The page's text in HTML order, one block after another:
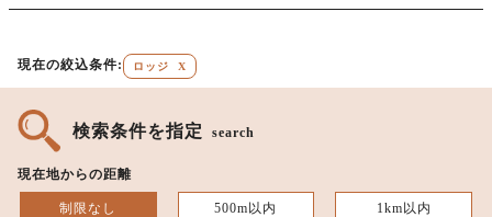
現在の絞込条件: ロッジ X
検索条件を指定 search
現在地からの距離
制限なし 500m以内 1km以内